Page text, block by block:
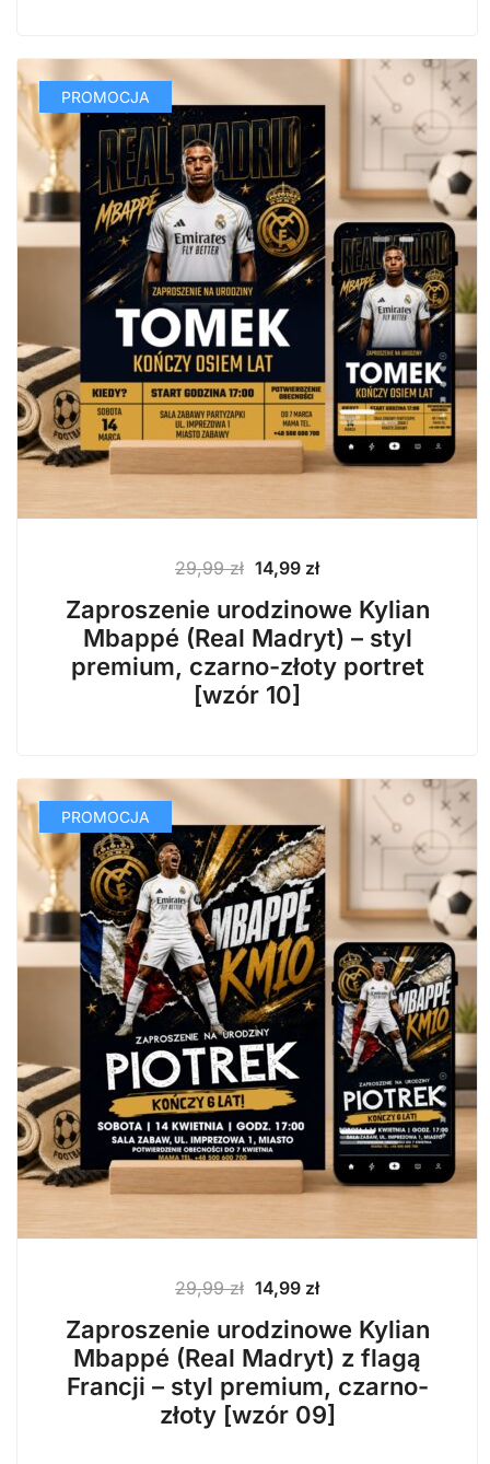
PROMOCJA
29,99zł Pierwotna
cena
wynosiła:
29,99 zł.
14,99 złAktualna
wynosi:
14,99 zł.
Zaproszenie urodzinowe Kylian
Mbappé (Real Madryt) – styl
premium, czarno-złoty portret
[wzór 10]
PROMOCJA
29,99zł Pierwotna
cena
wynosiła:
29,99 zł.
14,99 złAktualna
wynosi:
14,99 zł.
Zaproszenie urodzinowe Kylian
Mbappé (Real Madryt) z flagą
Francji – styl premium, czarno-
złoty [wzór 09]